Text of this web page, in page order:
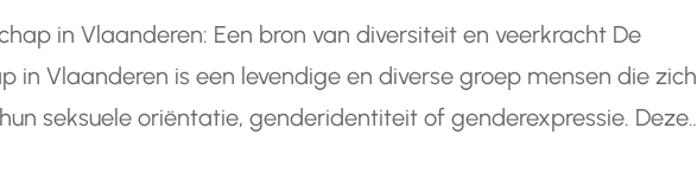
in Vlaanderen: Een bron van diversiteit en veerkracht De
in Vlaanderen is een levendige en diverse groep mensen die zich
seksuele oriëntatie, genderidentiteit of genderexpressie. Deze